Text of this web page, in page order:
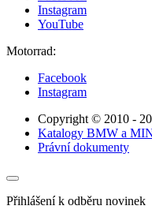
Instagram
YouTube
Motorrad:
Facebook
Instagram
Copyright © 2010 -
Katalogy BMW a
Právní dokumenty
Přihlášení k odběru novinek